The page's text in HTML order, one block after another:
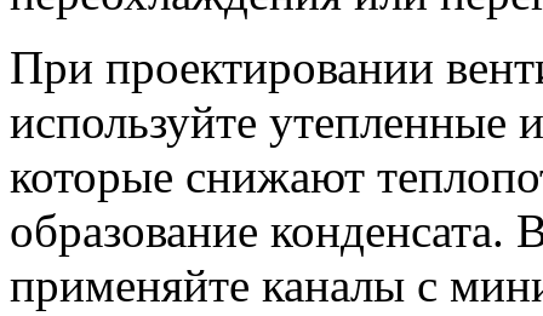
При проектировании
используйте утепленные
которые снижают
образование
применяйте каналы с